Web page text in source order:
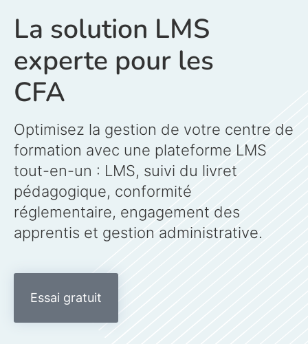
La solution LMS
experte pour les
CFA
Optimisez la gestion de votre centre de
formation avec une plateforme LMS
tout-en-un : LMS, suivi du livret
pédagogique, conformité
réglementaire, engagement des
apprentis et gestion administrative.
Essai gratuit